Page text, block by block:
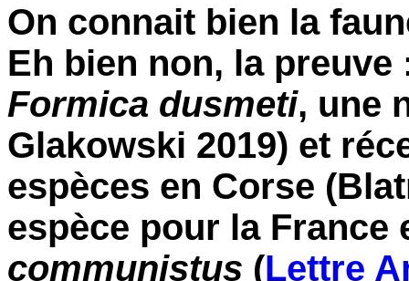
On connait bien la
Eh bien non, la
Formica dusmeti, une
Glakowski 2019) et
espèces en Corse
espèce pour la France
communistus (Lettre